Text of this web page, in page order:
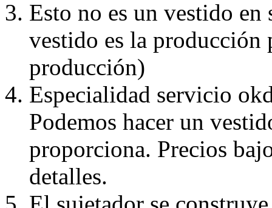
Esto no es un vestido
vestido es la producción
producción)
Especialidad servicio
Podemos hacer un
proporciona. Precios
detalles.